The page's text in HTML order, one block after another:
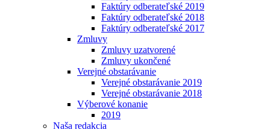
Faktúry odberateľské 2019
Faktúry odberateľské 2018
Faktúry odberateľské 2017
Zmluvy
Zmluvy uzatvorené
Zmluvy ukončené
Verejné obstarávanie
Verejné obstarávanie 2019
Verejné obstarávanie 2018
Výberové konanie
2019
Naša redakcia